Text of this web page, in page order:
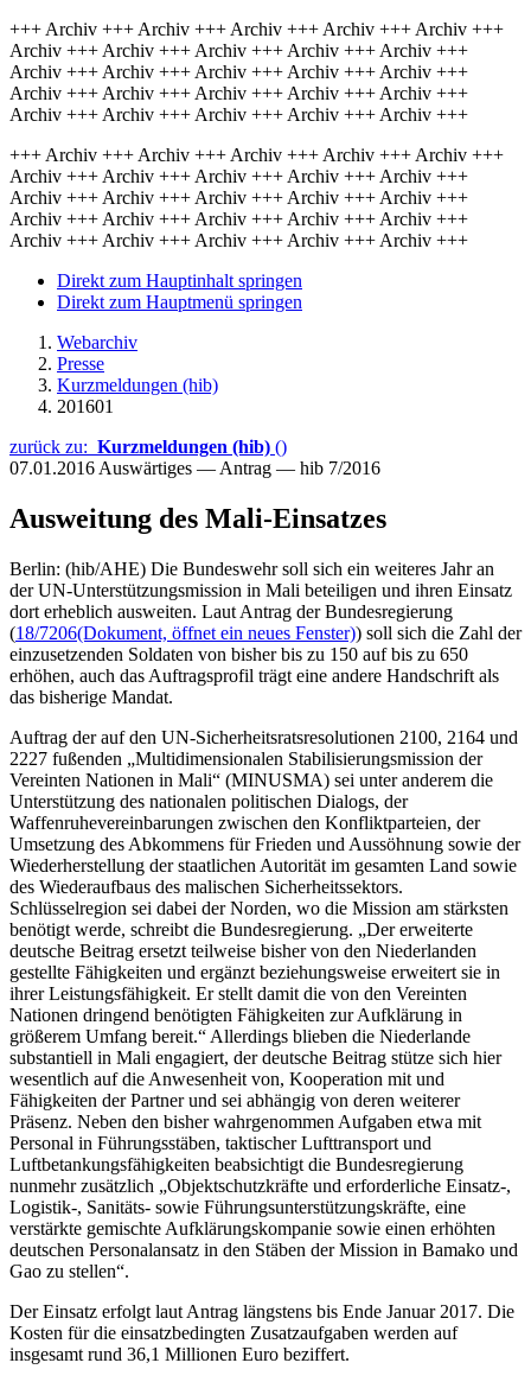
+++ Archiv +++ Archiv +++ Archiv +++ Archiv +++ Archiv +++
Archiv +++ Archiv +++ Archiv +++ Archiv +++ Archiv +++
Archiv +++ Archiv +++ Archiv +++ Archiv +++ Archiv +++
Archiv +++ Archiv +++ Archiv +++ Archiv +++ Archiv +++
Archiv +++ Archiv +++ Archiv +++ Archiv +++ Archiv +++
+++ Archiv +++ Archiv +++ Archiv +++ Archiv +++ Archiv +++
Archiv +++ Archiv +++ Archiv +++ Archiv +++ Archiv +++
Archiv +++ Archiv +++ Archiv +++ Archiv +++ Archiv +++
Archiv +++ Archiv +++ Archiv +++ Archiv +++ Archiv +++
Archiv +++ Archiv +++ Archiv +++ Archiv +++ Archiv +++
Direkt zum Hauptinhalt springen
Direkt zum Hauptmenü springen
Webarchiv
Presse
Kurzmeldungen (hib)
201601
zurück zu: Kurzmeldungen (hib) ()
07.01.2016 Auswärtiges — Antrag — hib 7/2016
Ausweitung des Mali-Einsatzes
Berlin: (hib/AHE) Die Bundeswehr soll sich ein weiteres Jahr an
der UN-Unterstützungsmission in Mali beteiligen und ihren Einsatz
dort erheblich ausweiten. Laut Antrag der Bundesregierung
(18/7206(Dokument, öffnet ein neues Fenster)) soll sich die Zahl der
einzusetzenden Soldaten von bisher bis zu 150 auf bis zu 650
erhöhen, auch das Auftragsprofil trägt eine andere Handschrift als
das bisherige Mandat.
Auftrag der auf den UN-Sicherheitsratsresolutionen 2100, 2164 und
2227 fußenden „Multidimensionalen Stabilisierungsmission der
Vereinten Nationen in Mali“ (MINUSMA) sei unter anderem die
Unterstützung des nationalen politischen Dialogs, der
Waffenruhevereinbarungen zwischen den Konfliktparteien, der
Umsetzung des Abkommens für Frieden und Aussöhnung sowie der
Wiederherstellung der staatlichen Autorität im gesamten Land sowie
des Wiederaufbaus des malischen Sicherheitssektors.
Schlüsselregion sei dabei der Norden, wo die Mission am stärksten
benötigt werde, schreibt die Bundesregierung. „Der erweiterte
deutsche Beitrag ersetzt teilweise bisher von den Niederlanden
gestellte Fähigkeiten und ergänzt beziehungsweise erweitert sie in
ihrer Leistungsfähigkeit. Er stellt damit die von den Vereinten
Nationen dringend benötigten Fähigkeiten zur Aufklärung in
größerem Umfang bereit.“ Allerdings blieben die Niederlande
substantiell in Mali engagiert, der deutsche Beitrag stütze sich hier
wesentlich auf die Anwesenheit von, Kooperation mit und
Fähigkeiten der Partner und sei abhängig von deren weiterer
Präsenz. Neben den bisher wahrgenommen Aufgaben etwa mit
Personal in Führungsstäben, taktischer Lufttransport und
Luftbetankungsfähigkeiten beabsichtigt die Bundesregierung
nunmehr zusätzlich „Objektschutzkräfte und erforderliche Einsatz-,
Logistik-, Sanitäts- sowie Führungsunterstützungskräfte, eine
verstärkte gemischte Aufklärungskompanie sowie einen erhöhten
deutschen Personalansatz in den Stäben der Mission in Bamako und
Gao zu stellen“.
Der Einsatz erfolgt laut Antrag längstens bis Ende Januar 2017. Die
Kosten für die einsatzbedingten Zusatzaufgaben werden auf
insgesamt rund 36,1 Millionen Euro beziffert.